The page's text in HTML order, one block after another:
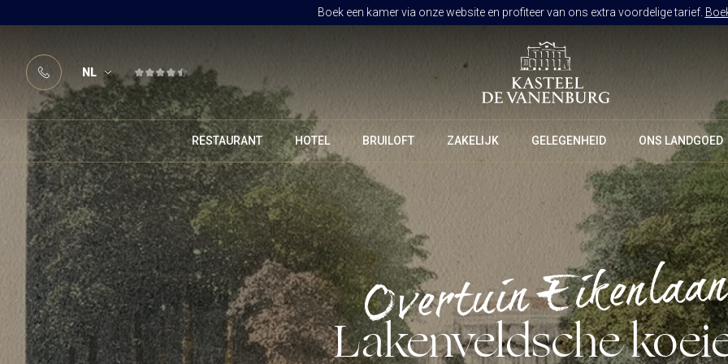
Boek een kamer via onze website en profiteer van ons extra voordelige tarief.
NL
RESTAURANT HOTEL BRUILOFT ZAKELIJK GELEGENHEID ONS LANDGOED
RESTAURANT DE VANENBURG
CULINAIR GENIETEN ARRANGEMENT
KAMERS
ARRANGEMENTEN
Lakenveldsche
Overtuin